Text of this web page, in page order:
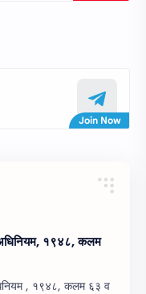
१९४८, कलम